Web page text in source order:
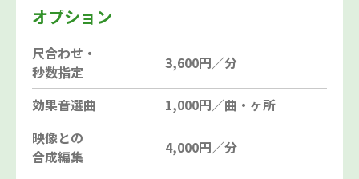
オプション
尺合わせ・
秒数指定
3,600円／分
効果音選曲
1,000円／曲・ヶ所
映像との
合成編集
4,000円／分